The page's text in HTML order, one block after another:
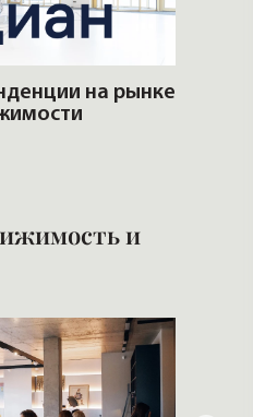
на рынке
и